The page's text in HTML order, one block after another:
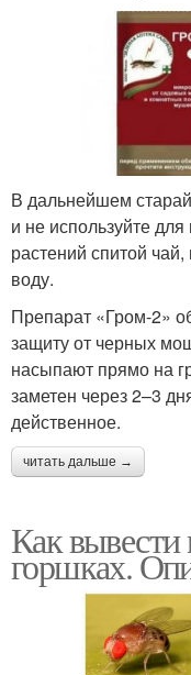
В дальнейшем
и не используйте
растений спитой
воду.
Препарат «Гром-2»
защиту от черных
насыпают прямо на
заметен через 2–3
действенное.
читать дальше →
Как вывести
горшках.